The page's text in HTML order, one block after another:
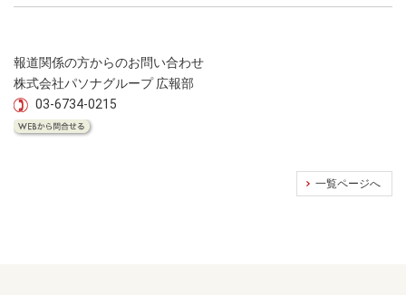
報道関係の方からのお問い合わせ
株式会社パソナグループ 広報部
03-6734-0215
一覧ページへ